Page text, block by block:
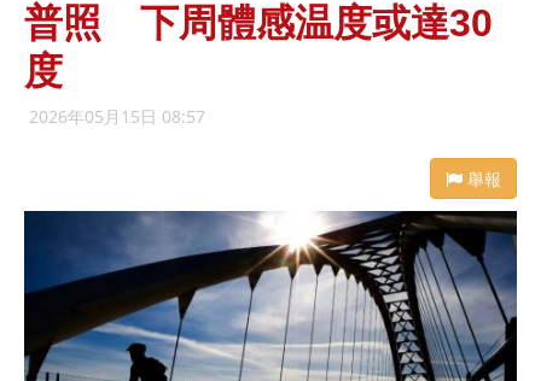
普照 下周體感温度或達30
度
2026年05月15日 08:57
舉報